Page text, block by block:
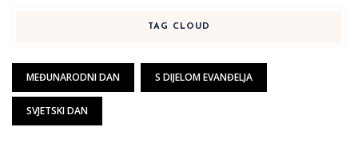
TAG CLOUD
MEĐUNARODNI DAN S DIJELOM EVANĐELJA
SVJETSKI DAN